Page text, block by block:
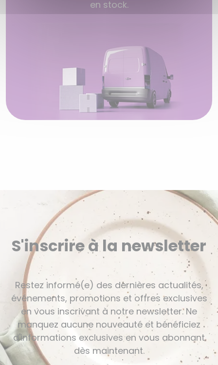
en stock.
S'inscrire à la newsletter
Restez informé(e) des dernières actualités,
événements, promotions et offres exclusives
en vous inscrivant à notre newsletter. Ne
manquez aucune nouveauté et bénéficiez
d'informations exclusives en vous abonnant
dès maintenant.